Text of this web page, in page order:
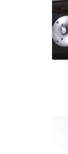
Studio